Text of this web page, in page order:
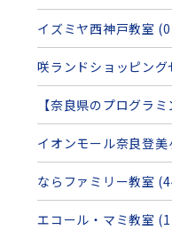
イズミヤ西神戸教室
咲ランドショッピン
【奈良県のプログラ
イオンモール奈良登
ならファミリー教室
エコール・マミ教室